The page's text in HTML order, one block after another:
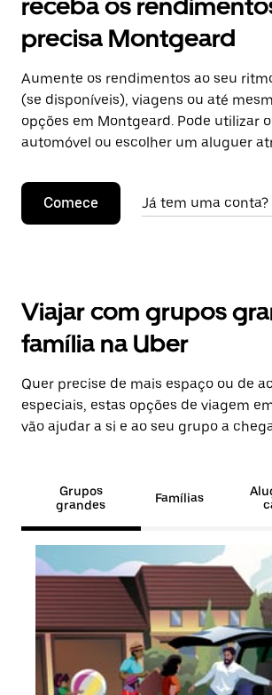
receba os
precisa Montgeard
Aumente os rendimentos ao seu
(se disponíveis), viagens ou até
opções em Montgeard. Pode utilizar
automóvel ou escolher um aluguer
Comece Já tem uma conta?
Viajar com grupos
família na Uber
Quer precise de mais espaço ou de
especiais, estas opções de viagem
vão ajudar a si e ao seu grupo a
Grupos
grandes
Famílias